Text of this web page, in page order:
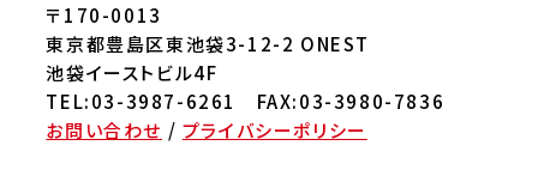
〒170-0013
東京都豊島区東池袋3-12-2 ONEST
池袋イーストビル4F
TEL:03-3987-6261 FAX:03-3980-7836
お問い合わせ / プライバシーポリシー